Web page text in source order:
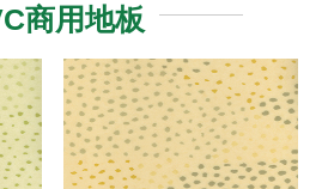
商用地板